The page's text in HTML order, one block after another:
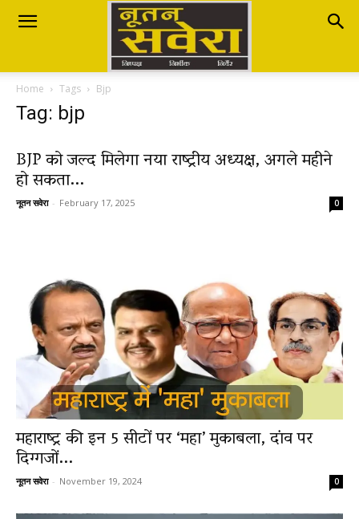
Nutan
Savera
नूतन
Breaking
News
LIVE
Home Tags Bjp
Tag: bjp
BJP को जल्द मिलेगा नया राष्ट्रीय अध्यक्ष, अगले महीने
हो सकता...
नूतन सवेरा - February 17, 2025 0
महाराष्ट्र की इन 5 सीटों पर ‘महा’ मुकाबला, दांव पर
दिग्गजों...
नूतन सवेरा - November 19, 2024 0